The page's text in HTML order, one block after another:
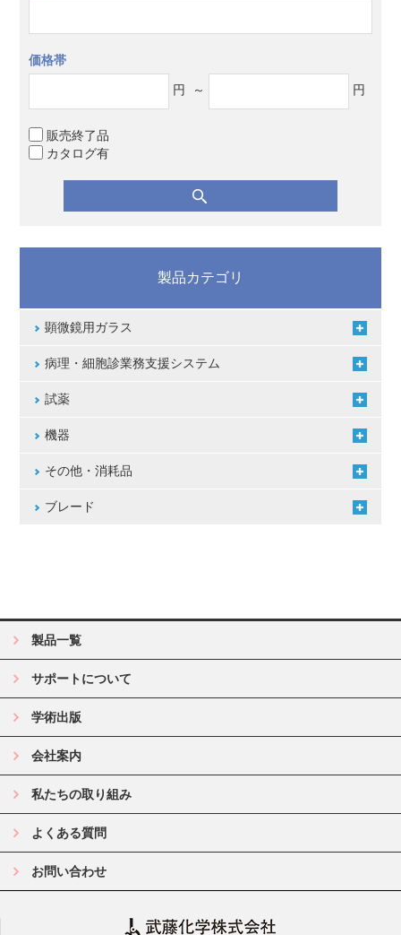
価格帯
円 ～ 円
販売終了品
カタログ有
製品カテゴリ
顕微鏡用ガラス
病理・細胞診業務支援システム
試薬
機器
その他・消耗品
ブレード
製品一覧
サポートについて
学術出版
会社案内
私たちの取り組み
よくある質問
お問い合わせ